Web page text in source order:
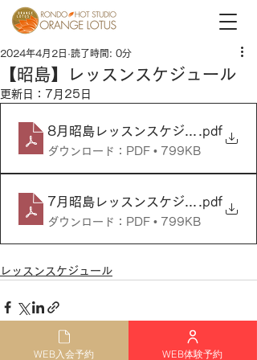
【昭島】レッスンスケジュール
2024年4月2日 読了時間: 0分
更新日： 7月25日
8月昭島レッスンスケジュール
.pdf
ダウンロード：PDF • 799KB
7月昭島レッスンスケジュール
.pdf
ダウンロード：PDF • 799KB
レッスンスケジュール
WEB入会予約 WEB体験予約